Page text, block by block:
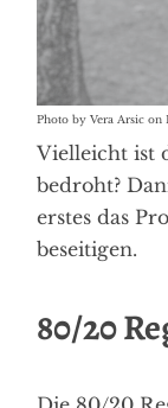
Photo by Vera Arsic on
Vielleicht ist
bedroht?
erstes das
beseitigen.
80/20